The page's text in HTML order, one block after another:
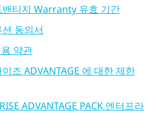
밴티지 Warranty 유효 기간
동의서
약관
즈 ADVANTAGE 에 대한 제한
ADVANTAGE PACK 엔터프라